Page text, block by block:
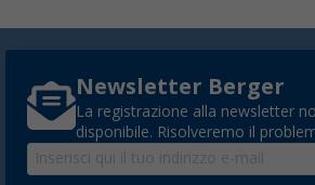
Newsletter Berger
La registrazione alla newsletter
disponibile. Risolveremo il